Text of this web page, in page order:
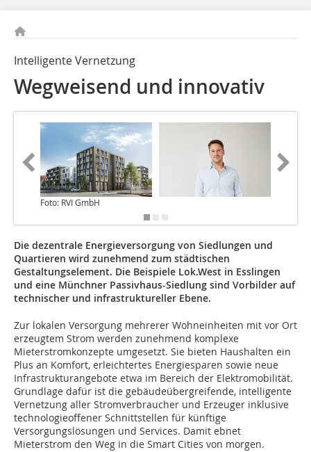
Intelligente Vernetzung
Wegweisend und innovativ
Foto: RVI GmbH
Die dezentrale Energieversorgung von Siedlungen und
Quartieren wird zunehmend zum städtischen
Gestaltungselement. Die Beispiele Lok.West in Esslingen
und eine Münchner Passivhaus-Siedlung sind Vorbilder auf
technischer und infrastruktureller Ebene.
Zur lokalen Versorgung mehrerer Wohneinheiten mit vor Ort
erzeugtem Strom werden zunehmend komplexe
Mieterstromkonzepte umgesetzt. Sie bieten Haushalten ein
Plus an Komfort, erleichtertes Energiesparen sowie neue
Infrastrukturangebote etwa im Bereich der Elektromobilität.
Grundlage dafür ist die gebäudeübergreifende, intelligente
Vernetzung aller Stromverbraucher und Erzeuger inklusive
technologieoffener Schnittstellen für künftige
Versorgungslösungen und Services. Damit ebnet
Mieterstrom den Weg in die Smart Cities von morgen.